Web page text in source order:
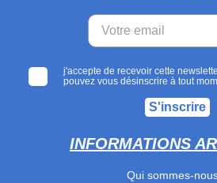
j'accepte de recevoir cette
pouvez vous désinscrire à tout
S'inscrire
INFORMATIONS
Qui sommes-